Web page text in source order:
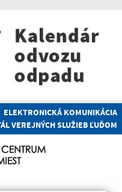
ELEKTRONICKÁ KOMUNIKÁCIA
VEREJNÝCH SLUŽIEB ĽUĎOM